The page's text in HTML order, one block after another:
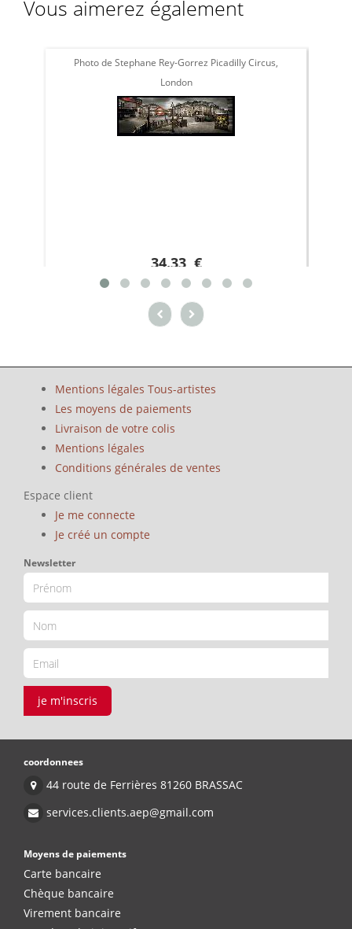
Vous aimerez également
Photo de Stephane Rey-Gorrez Picadilly Circus,
London
34.33 €
Mentions légales Tous-artistes
Les moyens de paiements
Livraison de votre colis
Mentions légales
Conditions générales de ventes
Espace client
Je me connecte
Je créé un compte
Newsletter
je m'inscris
coordonnees
44 route de Ferrières 81260 BRASSAC
services.clients.aep@gmail.com
Moyens de paiements
Carte bancaire
Chèque bancaire
Virement bancaire